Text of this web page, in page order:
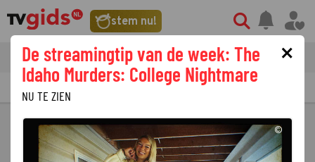
stem nu!
tvgids streaming nieuws
PRIMETIME GEMIST
×
De streamingtip van de week: The
Idaho Murders: College Nightmare
NU TE ZIEN
©